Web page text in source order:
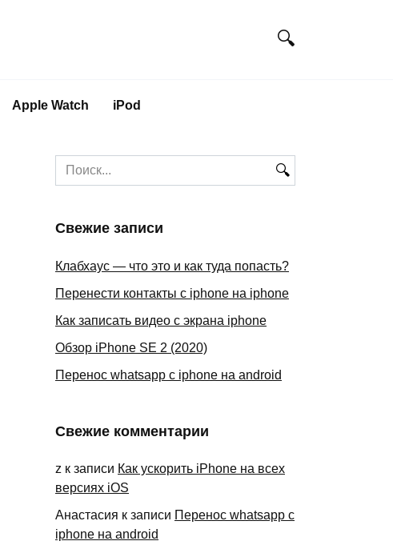
Apple Watch iPod
Search
for:
Свежие записи
Клабхаус — что это и как туда попасть?
Перенести контакты с iphone на iphone
Как записать видео с экрана iphone
Обзор iPhone SE 2 (2020)
Перенос whatsapp с iphone на android
Свежие комментарии
z к записи Как ускорить iPhone на всех
версиях iOS
Анастасия к записи Перенос whatsapp с
iphone на android